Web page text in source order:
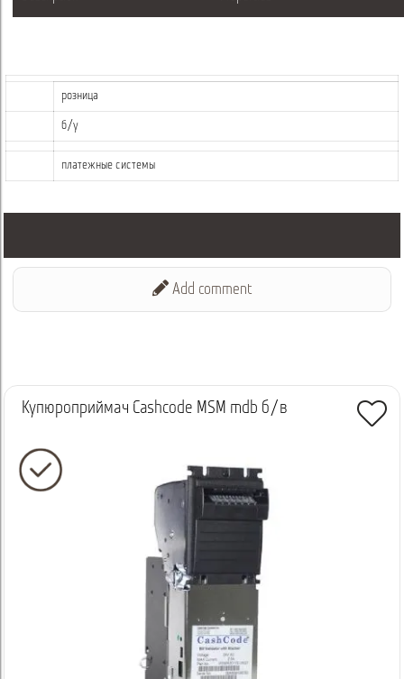
розница
б/у
платежные системы
Add comment
Купюроприймач Cashcode MSM mdb б/в